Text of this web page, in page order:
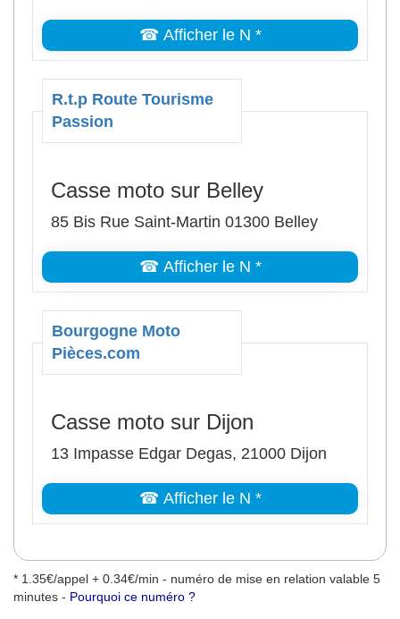
☎ Afficher le N *
R.t.p Route Tourisme
Passion
Casse moto sur Belley
85 Bis Rue Saint-Martin 01300 Belley
☎ Afficher le N *
Bourgogne Moto
Pièces.com
Casse moto sur Dijon
13 Impasse Edgar Degas, 21000 Dijon
☎ Afficher le N *
* 1.35€/appel + 0.34€/min - numéro de mise en relation valable 5
minutes - Pourquoi ce numéro ?